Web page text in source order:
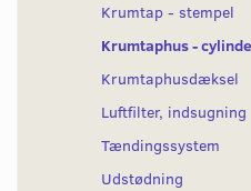
Krumtap - stempel
Krumtaphus -
Krumtaphusdæksel
Luftfilter, indsugning
Tændingssystem
Udstødning